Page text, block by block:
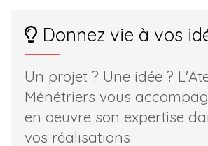
Donnez vie à vos
Un projet ? Une idée ?
Ménétriers vous
en oeuvre son expertise
vos réalisations